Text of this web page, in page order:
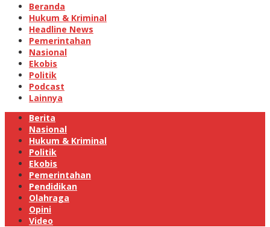
Beranda
Hukum & Kriminal
Headline News
Pemerintahan
Nasional
Ekobis
Politik
Podcast
Lainnya
Berita
Nasional
Hukum & Kriminal
Politik
Ekobis
Pemerintahan
Pendidikan
Olahraga
Opini
Video